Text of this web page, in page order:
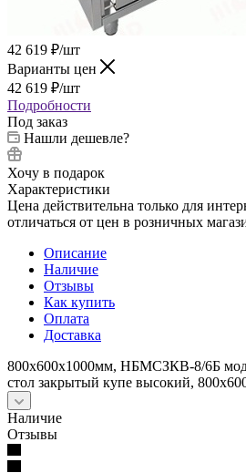
42 619 ₽/шт
Варианты цен
42 619 ₽/шт
Подробности
Под заказ
Нашли дешевле?
Хочу в подарок
Характеристики
Цена действительна только для
отличаться от цен в розничных
Описание
Наличие
Отзывы
Как купить
Оплата
Доставка
800х600х1000мм, НБМСЗКВ-8/6Б
стол закрытый купе высокий,
Наличие
Отзывы